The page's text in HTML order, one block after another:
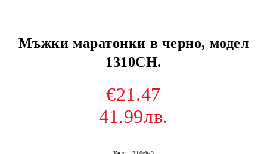
Мъжки маратонки в черно, модел
1310CH.
€21.47
41.99лв.